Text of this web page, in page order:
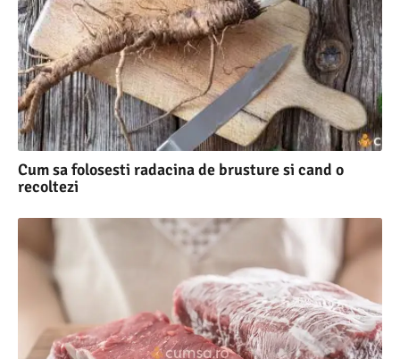
Cum sa folosesti radacina de brusture si cand o
recoltezi